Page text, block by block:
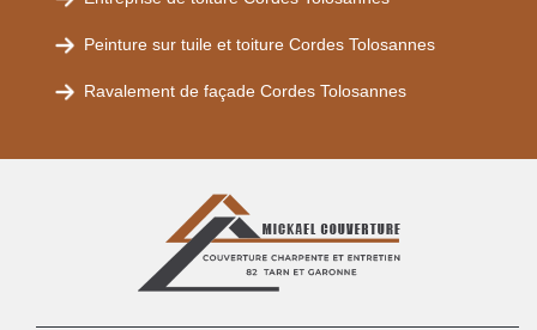
Peinture sur tuile et toiture Cordes Tolosannes
Ravalement de façade Cordes Tolosannes